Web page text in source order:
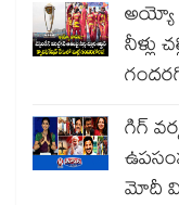
అయ్యో
నీళ్లు
గిగ్
మోదీ